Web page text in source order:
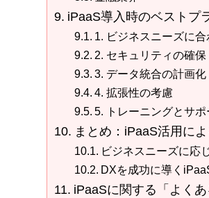
iPaaS導入時のベストプ
1. ビジネスニーズに
2. セキュリティの確保
3. データ統合の計画化
4. 拡張性の考慮
5. トレーニングとサ
まとめ：iPaaS活用に
ビジネスニーズに応
DXを成功に導く
iPaaSに関する「よくあ